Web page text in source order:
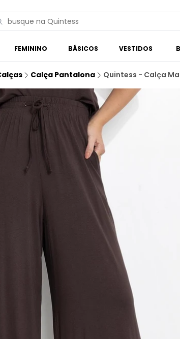
FEMININO BÁSICOS VESTIDOS
Calça Pantalona Quintess - Calça